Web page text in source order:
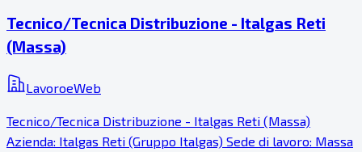
Tecnico/Tecnica Distribuzione - Italgas Reti
(Massa)
LavoroeWeb
Tecnico/Tecnica Distribuzione - Italgas Reti (Massa)
Azienda: Italgas Reti (Gruppo Italgas) Sede di lavoro: Massa